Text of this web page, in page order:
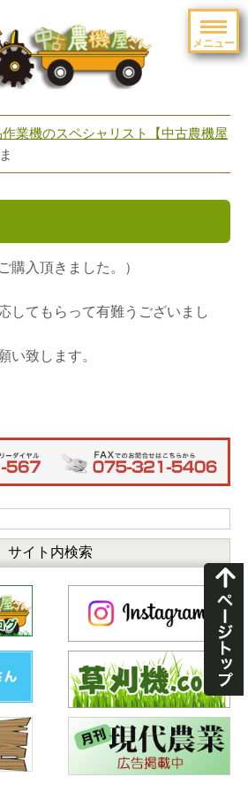
メニュー
業機のスペシャリスト【中古農機屋
購入頂きました。）
してもらって有難うございまし
い致します。